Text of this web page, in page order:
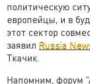
политическую
европейцы, и в
этот сектор
заявил Russia
Ткачик.
Напомним, форум